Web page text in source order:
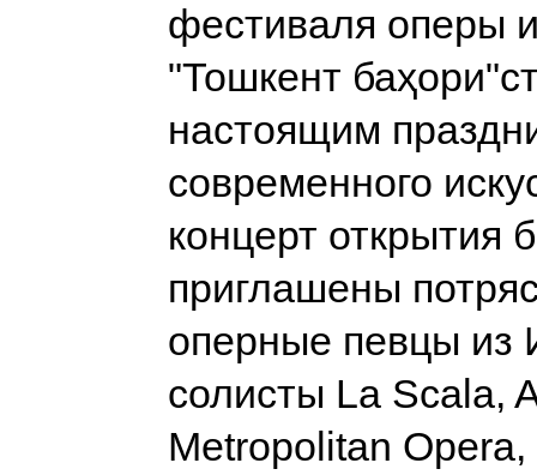
фестиваля оперы
"Тошкент
настоящим
современного
концерт открытия
приглашены
оперные певцы из
солисты La Scala,
Metropolitan Opera,